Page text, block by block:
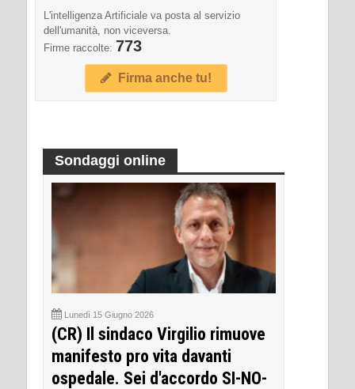
L'intelligenza Artificiale va posta al servizio
dell'umanità, non viceversa.
Firme raccolte: 773
Firma anche tu!
Sondaggi online
Lunedì 15 Giugno 2026
(CR) Il sindaco Virgilio rimuove
manifesto pro vita davanti
ospedale. Sei d'accordo SI-NO-